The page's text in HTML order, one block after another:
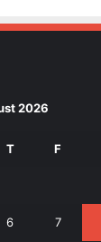
2026
T F
6 7